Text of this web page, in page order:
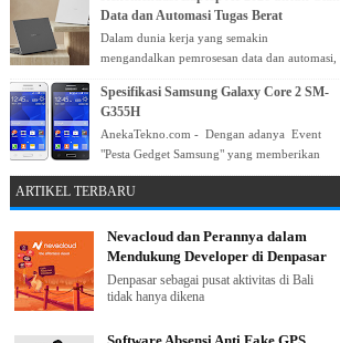
Data dan Automasi Tugas Berat
Dalam dunia kerja yang semakin
mengandalkan pemrosesan data dan automasi,
Laptop dengan kemampuan ...
Spesifikasi Samsung Galaxy Core 2 SM-
G355H
AnekaTekno.com - Dengan adanya Event
"Pesta Gedget Samsung" yang memberikan
banyak promo yang salah satunya voucher
alfamart ke...
ARTIKEL TERBARU
Nevacloud dan Perannya dalam
Mendukung Developer di Denpasar
Denpasar sebagai pusat aktivitas di Bali
tidak hanya dikena